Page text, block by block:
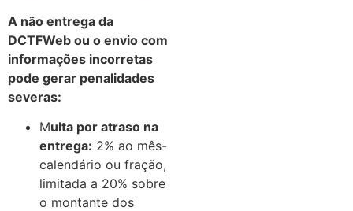
A não entrega da
DCTFWeb ou o envio com
informações incorretas
pode gerar penalidades
severas:
Multa por atraso na
entrega: 2% ao mês-
calendário ou fração,
limitada a 20% sobre
o montante dos